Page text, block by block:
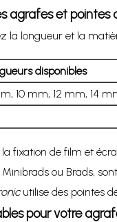
agrafes et pointes
la longueur et la
disponibles
10 mm, 12 mm, 14
fixation de film et
ou Brads,
utilise des pointes
pour votre